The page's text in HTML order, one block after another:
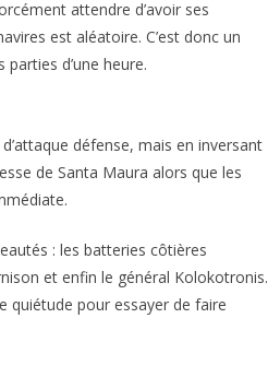
attendre d’avoir ses
est aléatoire. C’est donc un
d’une heure.
défense, mais en inversant
de Santa Maura alors que les
: les batteries côtières
et enfin le général Kolokotronis.
quiétude pour essayer de faire